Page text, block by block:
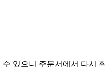
있으니 주문서에서 다시